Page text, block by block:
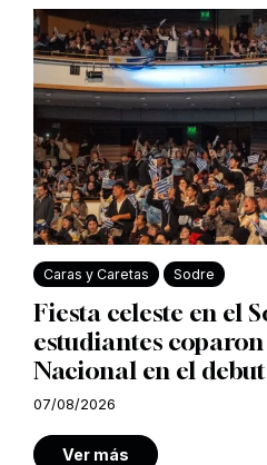
Caras y Caretas Sodre
Fiesta celeste en el
estudiantes
Nacional en el
07/08/2026
Ver más